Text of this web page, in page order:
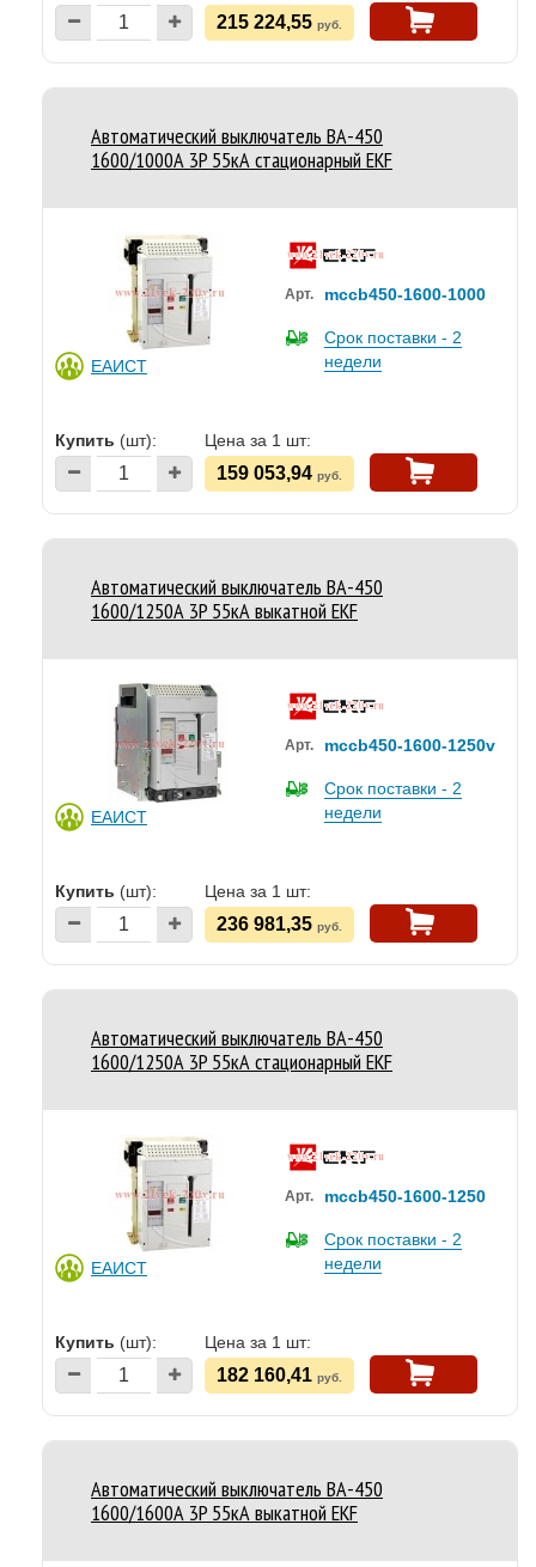
215 224,55 руб.
Автоматический выключатель ВА-450
1600/1000А 3P 55кА стационарный EKF
ЕАИСТ
Арт. mccb450-1600-1000
Срок поставки - 2
недели
Купить (шт): Цена за 1 шт:
159 053,94 руб.
Автоматический выключатель ВА-450
1600/1250А 3P 55кА выкатной EKF
ЕАИСТ
Арт. mccb450-1600-1250v
Срок поставки - 2
недели
Купить (шт): Цена за 1 шт:
236 981,35 руб.
Автоматический выключатель ВА-450
1600/1250А 3P 55кА стационарный EKF
ЕАИСТ
Арт. mccb450-1600-1250
Срок поставки - 2
недели
Купить (шт): Цена за 1 шт:
182 160,41 руб.
Автоматический выключатель ВА-450
1600/1600А 3P 55кА выкатной EKF